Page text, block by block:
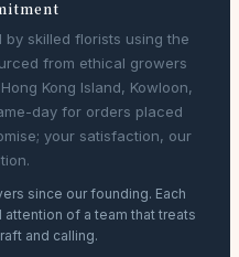
skilled florists using the
from ethical growers
Kong Island, Kowloon,
day for orders placed
your satisfaction, our
since our founding. Each
attention of a team that treats
and calling.